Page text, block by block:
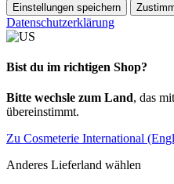
Einstellungen speichern
Datenschutzerklärung
Bist du im richtigen Shop?
Bitte wechsle zum Land, das
übereinstimmt.
Zu Cosmeterie International
Anderes Lieferland wählen